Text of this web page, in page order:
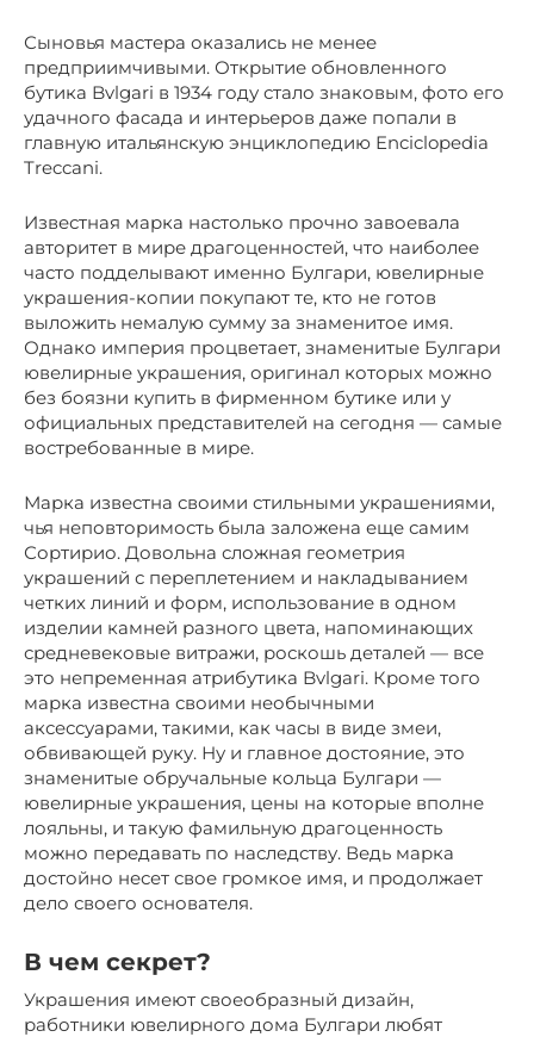
Сыновья мастера оказались не менее
предприимчивыми. Открытие обновленного
бутика Bvlgari в 1934 году стало знаковым, фото его
удачного фасада и интерьеров даже попали в
главную итальянскую энциклопедию Enciclopedia
Treccani.
Известная марка настолько прочно завоевала
авторитет в мире драгоценностей, что наиболее
часто подделывают именно Булгари, ювелирные
украшения-копии покупают те, кто не готов
выложить немалую сумму за знаменитое имя.
Однако империя процветает, знаменитые Булгари
ювелирные украшения, оригинал которых можно
без боязни купить в фирменном бутике или у
официальных представителей на сегодня — самые
востребованные в мире.
Марка известна своими стильными украшениями,
чья неповторимость была заложена еще самим
Сортирио. Довольна сложная геометрия
украшений с переплетением и накладыванием
четких линий и форм, использование в одном
изделии камней разного цвета, напоминающих
средневековые витражи, роскошь деталей — все
это непременная атрибутика Bvlgari. Кроме того
марка известна своими необычными
аксессуарами, такими, как часы в виде змеи,
обвивающей руку. Ну и главное достояние, это
знаменитые обручальные кольца Булгари —
ювелирные украшения, цены на которые вполне
лояльны, и такую фамильную драгоценность
можно передавать по наследству. Ведь марка
достойно несет свое громкое имя, и продолжает
дело своего основателя.
В чем секрет?
Украшения имеют своеобразный дизайн,
работники ювелирного дома Булгари любят